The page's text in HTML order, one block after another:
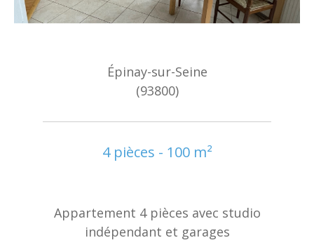
Épinay-sur-Seine
(93800)
4 pièces - 100 m²
Appartement 4 pièces avec studio
indépendant et garages